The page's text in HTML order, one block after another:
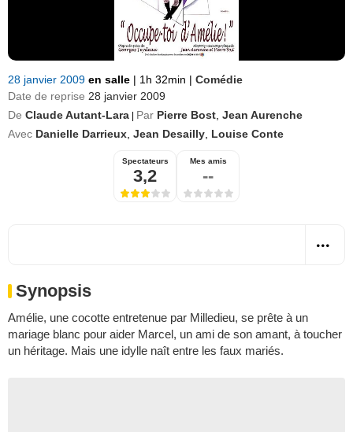
28 janvier 2009 en salle | 1h 32min | Comédie
Date de reprise 28 janvier 2009
De Claude Autant-Lara Par Pierre Bost Jean Aurenche
Avec Danielle Darrieux Jean Desailly Louise Conte
Spectateurs
3,2
Mes amis
--
Synopsis
Amélie, une cocotte entretenue par Milledieu, se prête à un
mariage blanc pour aider Marcel, un ami de son amant, à toucher
un héritage. Mais une idylle naît entre les faux mariés.